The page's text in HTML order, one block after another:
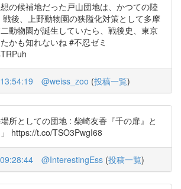
想の候補地だった戸山団地は、かつての陸
後、上野動物園の狭隘化対策として多摩
動物園が誕生していたら、戦後史、東京
かも知れないね #不忍ゼミ
@weiss_zoo (投稿一覧)
所としての団地 : 柴崎友香『千の扉』と
https://t.co/TSO3PwgI68
@InterestingEss (投稿一覧)